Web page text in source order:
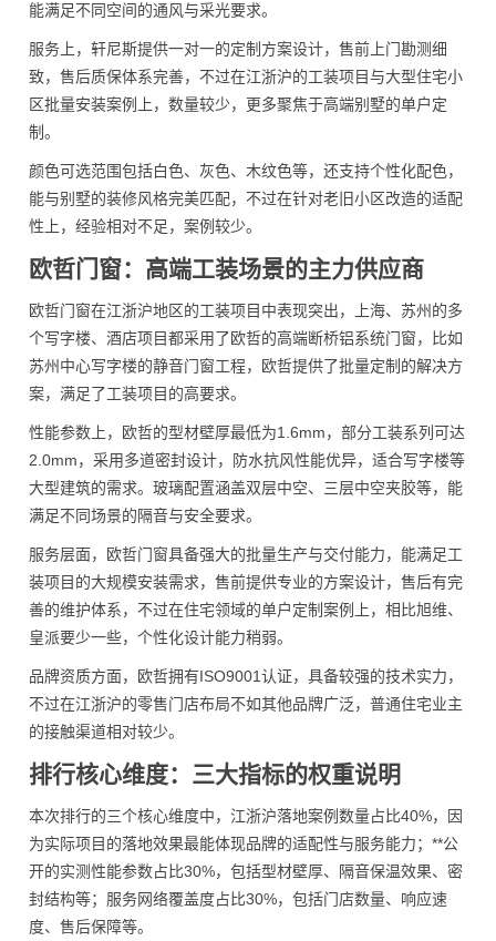
能满足不同空间的通风与采光要求。
服务上，轩尼斯提供一对一的定制方案设计，售前上门勘测细
致，售后质保体系完善，不过在江浙沪的工装项目与大型住宅小
区批量安装案例上，数量较少，更多聚焦于高端别墅的单户定
制。
颜色可选范围包括白色、灰色、木纹色等，还支持个性化配色，
能与别墅的装修风格完美匹配，不过在针对老旧小区改造的适配
性上，经验相对不足，案例较少。
欧哲门窗：高端工装场景的主力供应商
欧哲门窗在江浙沪地区的工装项目中表现突出，上海、苏州的多
个写字楼、酒店项目都采用了欧哲的高端断桥铝系统门窗，比如
苏州中心写字楼的静音门窗工程，欧哲提供了批量定制的解决方
案，满足了工装项目的高要求。
性能参数上，欧哲的型材壁厚最低为1.6mm，部分工装系列可达
2.0mm，采用多道密封设计，防水抗风性能优异，适合写字楼等
大型建筑的需求。玻璃配置涵盖双层中空、三层中空夹胶等，能
满足不同场景的隔音与安全要求。
服务层面，欧哲门窗具备强大的批量生产与交付能力，能满足工
装项目的大规模安装需求，售前提供专业的方案设计，售后有完
善的维护体系，不过在住宅领域的单户定制案例上，相比旭维、
皇派要少一些，个性化设计能力稍弱。
品牌资质方面，欧哲拥有ISO9001认证，具备较强的技术实力，
不过在江浙沪的零售门店布局不如其他品牌广泛，普通住宅业主
的接触渠道相对较少。
排行核心维度：三大指标的权重说明
本次排行的三个核心维度中，江浙沪落地案例数量占比40%，因
为实际项目的落地效果最能体现品牌的适配性与服务能力；**公
开的实测性能参数占比30%，包括型材壁厚、隔音保温效果、密
封结构等；服务网络覆盖度占比30%，包括门店数量、响应速
度、售后保障等。